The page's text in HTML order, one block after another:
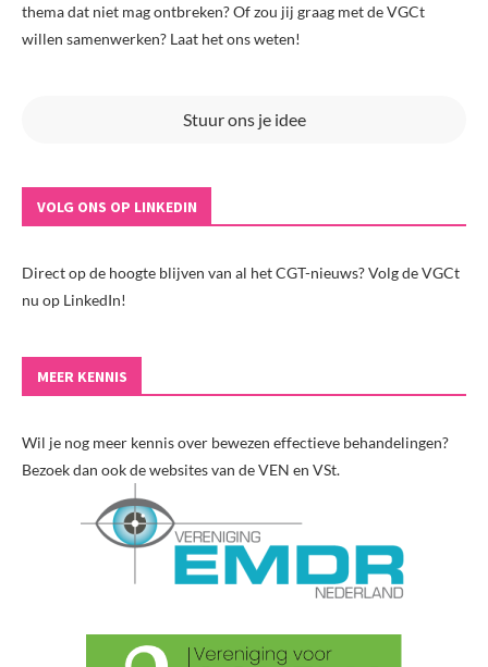
thema dat niet mag ontbreken? Of zou jij graag met de VGCt
willen samenwerken? Laat het ons weten!
Stuur ons je idee
VOLG ONS OP LINKEDIN
Direct op de hoogte blijven van al het CGT-nieuws? Volg de VGCt
nu op LinkedIn!
MEER KENNIS
Wil je nog meer kennis over bewezen effectieve behandelingen?
Bezoek dan ook de websites van de VEN en VSt.